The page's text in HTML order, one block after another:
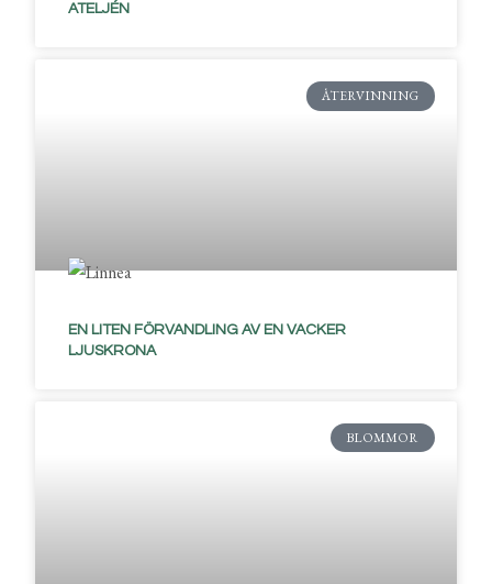
ATELJÉN
ÅTERVINNING
EN LITEN FÖRVANDLING AV EN VACKER
LJUSKRONA
BLOMMOR